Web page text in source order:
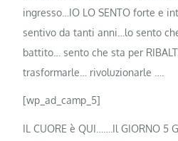
ingresso…IO LO SENTO forte e
sentivo da tanti anni…lo sento
battito… sento che sta per
trasformarle… rivoluzionarle ….
[wp_ad_camp_5]
IL CUORE è QUI…….Il GIORNO 5